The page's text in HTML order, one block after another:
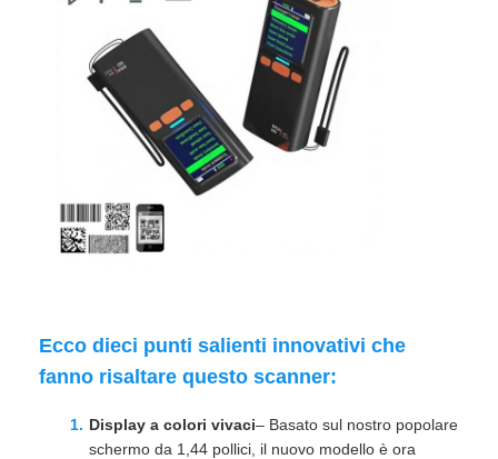
Ecco dieci punti salienti innovativi che
fanno risaltare questo scanner:
Display a colori vivaci– Basato sul nostro popolare
schermo da 1,44 pollici, il nuovo modello è ora